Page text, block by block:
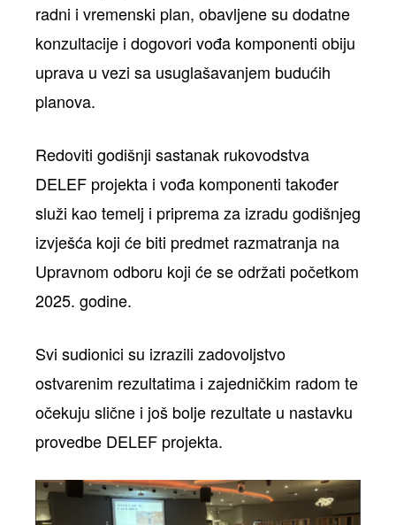
radni i vremenski plan, obavljene su dodatne
konzultacije i dogovori vođa komponenti obiju
uprava u vezi sa usuglašavanjem budućih
planova.
Redoviti godišnji sastanak rukovodstva
DELEF projekta i vođa komponenti također
služi kao temelj i priprema za izradu godišnjeg
izvješća koji će biti predmet razmatranja na
Upravnom odboru koji će se održati početkom
2025. godine.
Svi sudionici su izrazili zadovoljstvo
ostvarenim rezultatima i zajedničkim radom te
očekuju slične i još bolje rezultate u nastavku
provedbe DELEF projekta.